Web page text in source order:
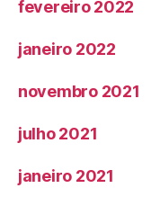
fevereiro 2022
janeiro 2022
novembro 2021
julho 2021
janeiro 2021